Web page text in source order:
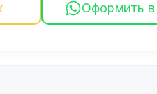
Оформить в